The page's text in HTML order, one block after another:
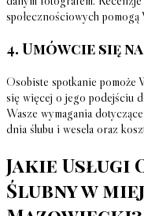
społecznościowych pomogą
4. Umówcie się
Osobiste spotkanie pomoże
się więcej o jego podejściu
Wasze wymagania
dnia ślubu i wesela oraz
Jakie
Ślubny w